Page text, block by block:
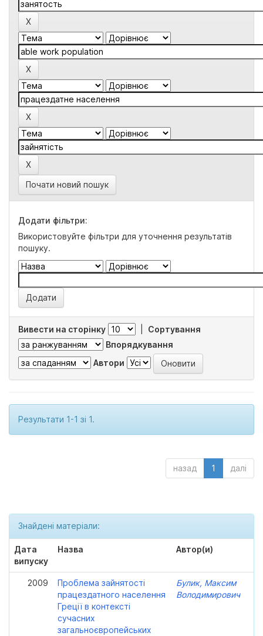
Почати новий пошук
Додати фільтри:
Використовуйте фільтри для уточнення результатів
пошуку.
Вивести на сторінку
Сортування
Впорядкування
Автори
Результати 1-1 зі 1.
назад 1 далі
Знайдені матеріали:
Дата
випуску
Назва Автор(и)
2009
Проблема зайнятості
працездатного населення
Греції в контексті
сучасних
загальноєвропейських
Булик, Максим
Володимирович